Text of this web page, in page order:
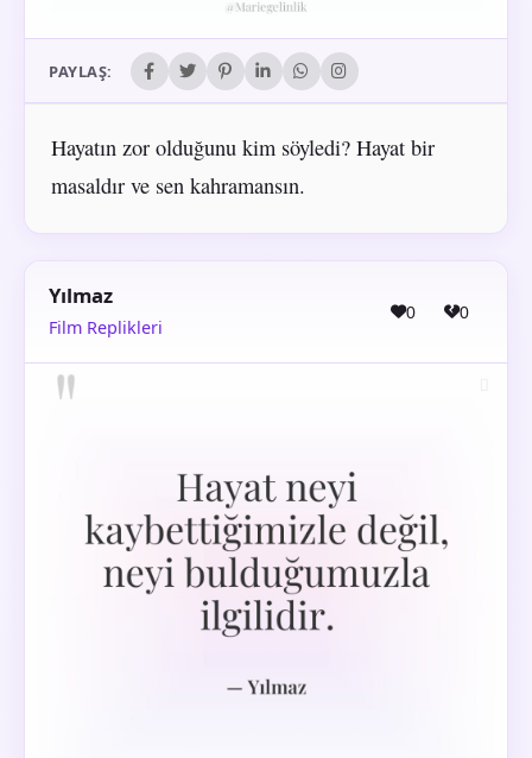
PAYLAŞ:
Hayatın zor olduğunu kim söyledi? Hayat bir
masaldır ve sen kahramansın.
Yılmaz
Film Replikleri
0 0